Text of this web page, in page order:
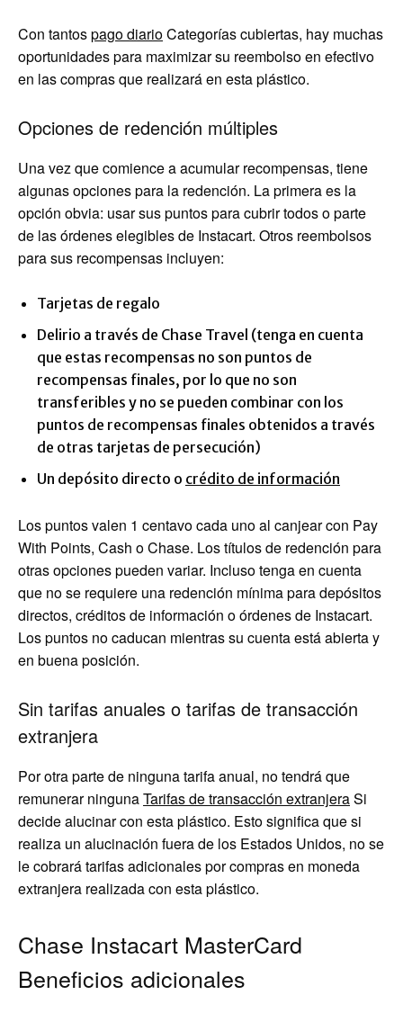
Con tantospago diarioCategorías cubiertas, hay muchas
oportunidades para maximizar su reembolso en efectivo
en las compras que realizará en esta plástico.
Opciones de redención múltiples
Una vez que comience a acumular recompensas, tiene
algunas opciones para la redención. La primera es la
opción obvia: usar sus puntos para cubrir todos o parte
de las órdenes elegibles de Instacart. Otros reembolsos
para sus recompensas incluyen:
Tarjetas de regalo
Delirio a través de Chase Travel (tenga en cuenta
que estas recompensas no son puntos de
recompensas finales, por lo que no son
transferibles y no se pueden combinar con los
puntos de recompensas finales obtenidos a través
de otras tarjetas de persecución)
Un depósito directo o crédito de información
Los puntos valen 1 centavo cada uno al canjear con Pay
With Points, Cash o Chase. Los títulos de redención para
otras opciones pueden variar. Incluso tenga en cuenta
que no se requiere una redención mínima para depósitos
directos, créditos de información o órdenes de Instacart.
Los puntos no caducan mientras su cuenta está abierta y
en buena posición.
Sin tarifas anuales o tarifas de transacción
extranjera
Por otra parte de ninguna tarifa anual, no tendrá que
remunerar ningunaTarifas de transacción extranjeraSi
decide alucinar con esta plástico. Esto significa que si
realiza un alucinación fuera de los Estados Unidos, no se
le cobrará tarifas adicionales por compras en moneda
extranjera realizada con esta plástico.
Chase Instacart MasterCard
Beneficios adicionales